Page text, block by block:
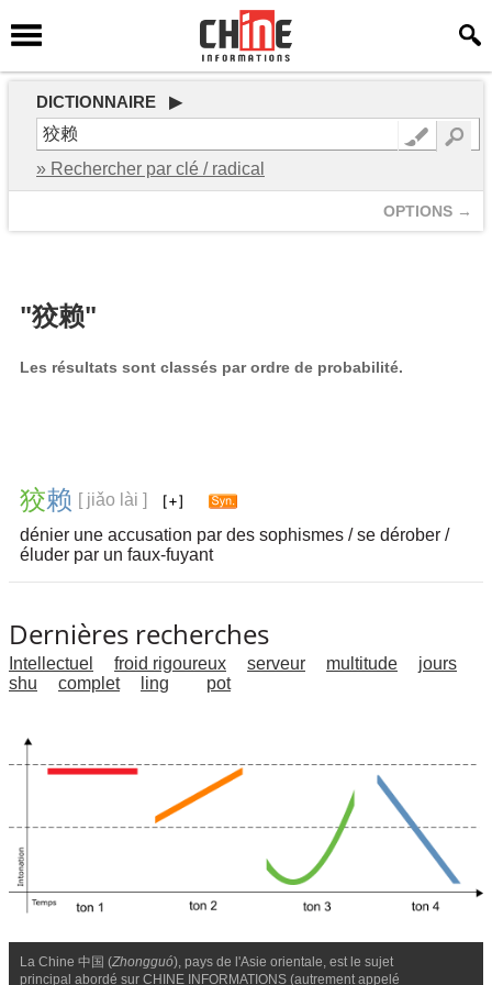
DICTIONNAIRE ▶
» Rechercher par clé / radical
OPTIONS →
"狡赖"
Les résultats sont classés par ordre de probabilité.
狡赖 [ jiǎo lài ]
dénier une accusation par des sophismes / se dérober /
éluder par un faux-fuyant
Dernières recherches
Intellectuel froid rigoureux serveur multitude
jours
shu
complet ling pot
La Chine 中国 (Zhongguó), pays de l'Asie orientale, est le sujet
principal abordé sur CHINE INFORMATIONS (autrement appelé